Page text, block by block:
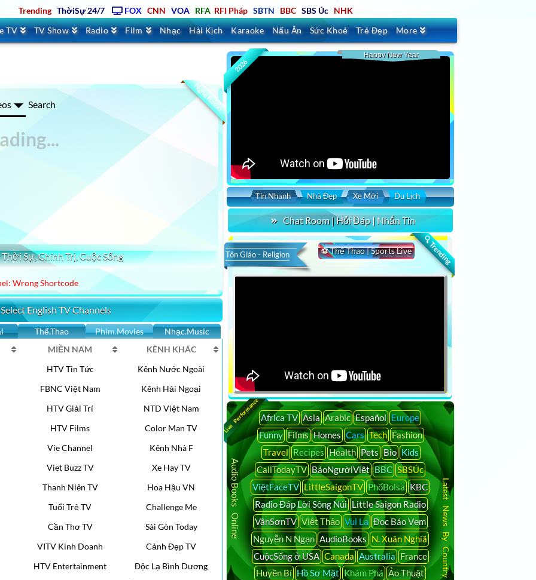
Trending ThờiSự 24/7 FOX CNN VOA RFA RFI Pháp SBTN BBC SBS Úc NHK
TV TV Show Radio Film Nhạc Hài Kịch Karaoke Nấu Ăn Sức Khoẻ Trẻ Đẹp More
– THỜI SỰ VIỆT NAM MỚI NHẤT
Nghe Radio
Search
Sort by Duration
Search
Sự, Chính Trị, Cuộc Sống
Wrong Shortcode
English TV Channels
Thể.Thao Phim.Movies
Nhạc.Music
MIỀN NAM
KÊNH KHÁC
HTV Tin Tức
Kênh Nước Ngoài
FBNC Việt Nam
Kênh Hải Ngoại
HTV Giải Trí
NTD Việt Nam
HTV Films
Color Man TV
Vie Channel
Kênh Nhà F
Viet Buzz TV
Xe Hay TV
Thanh Niên TV
Hoa Hậu VN
Tuổi Trẻ TV
Challenge Me
Cần Thơ TV
Sài Gòn Today
VITV Kinh Doanh
Cảnh Đẹp TV
HTV Entertainment
Độc Lạ Bình Dương
2026
Happy New Year
Tin Nhanh Nhà Đẹp Xe Mới Du Lịch
Chat Room | Hỏi Đáp | Nhắn Tin
🔍 Trending
⚽ Thể Thao | Sports Live
Tôn Giáo - Religion
Live PerformanceAfrica TV Asia Arabic Español Europe
Funny Films Homes Cars Tech Fashion
Travel Recipes Health Pets Bio Kids
CaliTodayTV BáoNgườiViệt BBC SBSÚc
ViệtFaceTV LittleSaigonTV PhốBolsa KBC
Radio Đáp Lời Sông Núi Little Saigon Radio
VânSơnTV Việt Thảo Vui Lạ Đọc Báo Vẹm
Nguyễn N Ngạn AudioBooks N. Xuân Nghiã
CuộcSống ở USA Canada Australia France
Huyền Bí Hồ Sơ Mật Khám Phá Ảo Thuật
Audio Books Online Latest News By Country